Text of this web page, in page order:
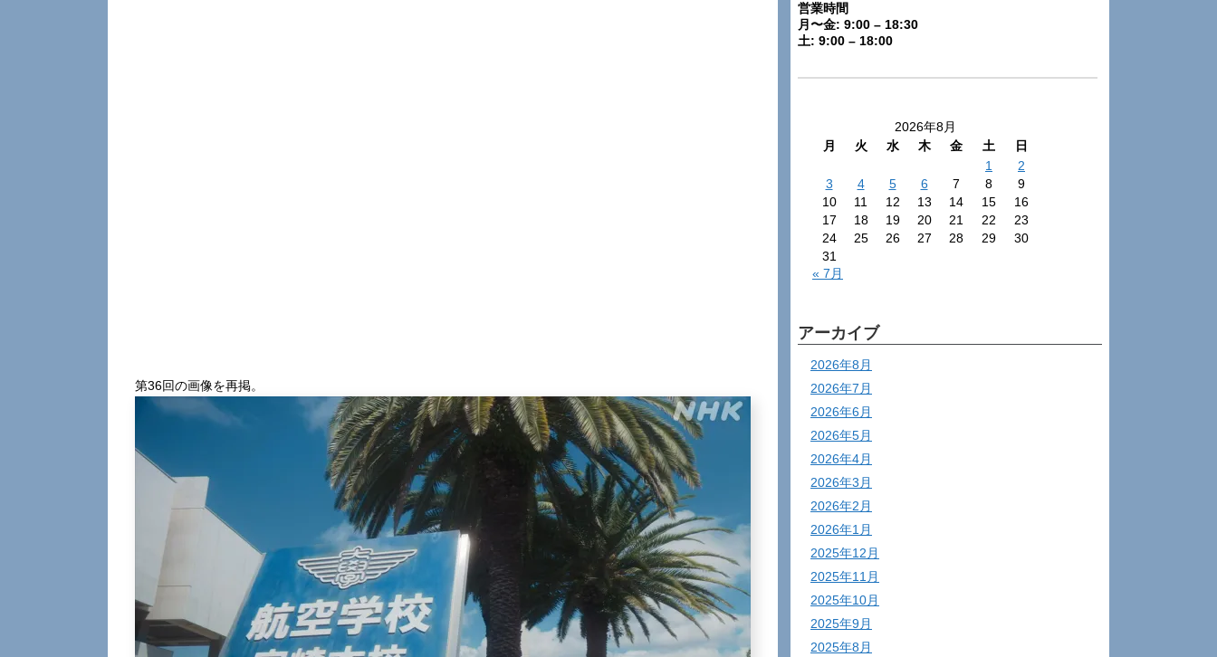
第36回の画像を再掲。
営業時間
月〜金: 9:00 – 18:30
土: 9:00 – 18:00
2026年8月
月
火 水 木 金 土
日
1
2
3
4 5 6 7 8
9
10
11 12 13 14 15
16
17
18 19 20 21 22
23
24
25 26 27 28 29
30
31
« 7月
アーカイブ
2026年8月
2026年7月
2026年6月
2026年5月
2026年4月
2026年3月
2026年2月
2026年1月
2025年12月
2025年11月
2025年10月
2025年9月
2025年8月